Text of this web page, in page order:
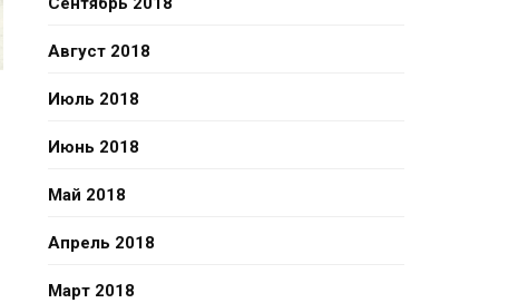
Август 2018
Июль 2018
Июнь 2018
Май 2018
Апрель 2018
Март 2018